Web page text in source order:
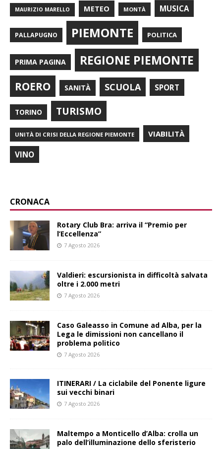
MAURIZIO MARELLO METEO MONTÀ MUSICA
PALLAPUGNO PIEMONTE POLITICA
PRIMA PAGINA REGIONE PIEMONTE
ROERO SANITÀ SCUOLA SPORT
TORINO TURISMO
UNITÀ DI CRISI DELLA REGIONE PIEMONTE VIABILITÀ
VINO
CRONACA
Rotary Club Bra: arriva il “Premio per
l’Eccellenza”
7 Agosto 2026
Valdieri: escursionista in difficoltà salvata
oltre i 2.000 metri
7 Agosto 2026
Caso Galeasso in Comune ad Alba, per la
Lega le dimissioni non cancellano il
problema politico
7 Agosto 2026
ITINERARI / La ciclabile del Ponente ligure
sui vecchi binari
7 Agosto 2026
Maltempo a Monticello d’Alba: crolla un
palo dell’illuminazione dello sferisterio